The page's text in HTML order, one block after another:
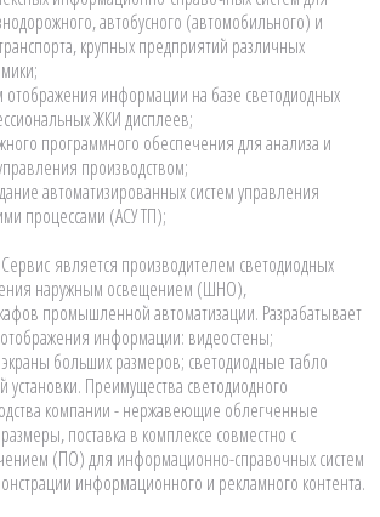
автобусного (автомобильного) и
крупных предприятий различных
отображения информации на базе светодиодных
ЖКИ дисплеев;
программного обеспечения для анализа и
производством;
автоматизированных систем управления
процессами (АСУ ТП);
является производителем светодиодных
наружным освещением (ШНО),
промышленной автоматизации. Разрабатывает
информации: видеостены;
больших размеров; светодиодные табло
установки. Преимущества светодиодного
компании - нержавеющие облегченные
поставка в комплексе совместно с
(ПО) для информационно-справочных систем
информационного и рекламного контента.